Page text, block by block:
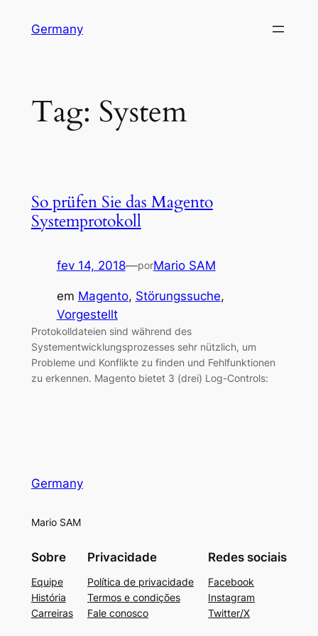
Germany
Tag: System
So prüfen Sie das Magento
Systemprotokoll
fev 14, 2018—porMario SAM
em Magento, Störungssuche
Vorgestellt
Protokolldateien sind während des
Systementwicklungsprozesses sehr nützlich, um
Probleme und Konflikte zu finden und Fehlfunktionen
zu erkennen. Magento bietet 3 (drei) Log-Controls:
Germany
Mario SAM
Sobre
Equipe
História
Carreiras
Privacidade
Política de privacidade
Termos e condições
Fale conosco
Redes sociais
Facebook
Instagram
Twitter/X